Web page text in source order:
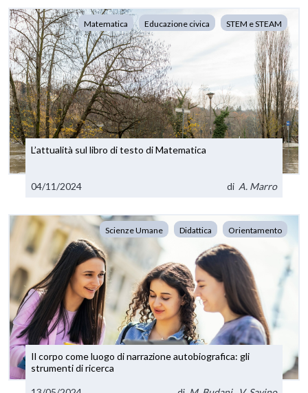
Matematica Educazione civica STEM e STEAM
L’attualità sul libro di testo di Matematica
04/11/2024 di A. Marro
Scienze Umane Didattica Orientamento
Il corpo come luogo di narrazione autobiografica: gli
strumenti di ricerca